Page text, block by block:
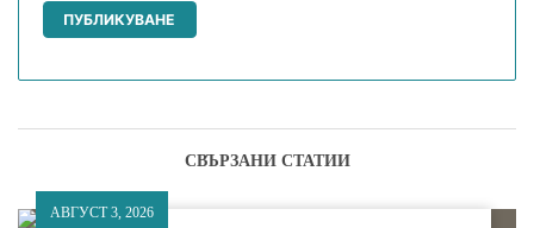
СВЪРЗАНИ СТАТИИ
АВГУСТ 3, 2026